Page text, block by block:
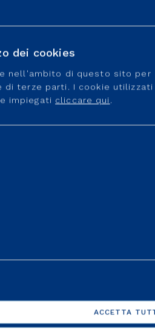
dei cookies
nell'ambito di questo sito
di terze parti. I cookie
impiegati cliccare qui .
ACCETTA
capire da dove viene
mancanza di gas o irregolarità nel
o di una tubatura rotta
ecco cosa devi fare
intervento: 800 900 999